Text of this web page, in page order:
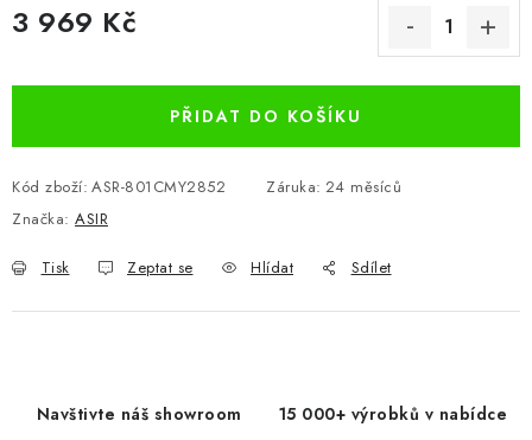
3 969 Kč
PŘIDAT DO KOŠÍKU
Kód zboží: ASR-801CMY2852 Záruka: 24 měsíců
Značka: ASIR
Tisk Zeptat se Hlídat Sdílet
Navštivte náš showroom 15 000+ výrobků v nabídce